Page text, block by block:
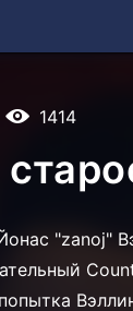
1414
"zanoj"